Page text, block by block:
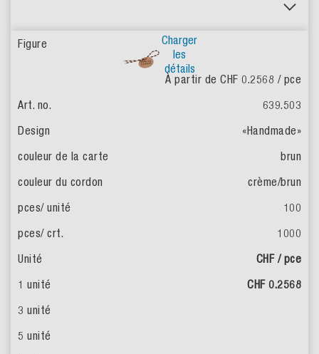
Charger
les
détails
À partir de CHF 0.2568 / pce
639.503
«Handmade»
brun
crème/brun
100
1000
CHF / pce
CHF 0.2568